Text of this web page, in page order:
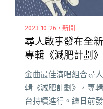
2023-10-26・新聞
尋人啟事發布全
專輯《減肥計劃
段
金曲最佳演唱組合尋
輯《減肥計劃》，專
台持續進行。繼日前